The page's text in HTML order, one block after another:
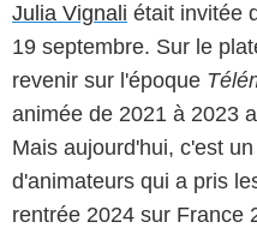
Julia Vignali était invitée
19 septembre. Sur le
revenir sur l'époque
animée de 2021 à 2023
Mais aujourd'hui, c'est
d'animateurs qui a pris
rentrée 2024 sur France